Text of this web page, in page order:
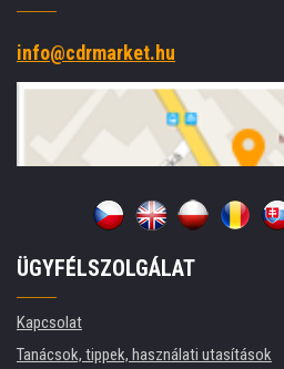
info@cdrmarket.hu
ÜGYFÉLSZOLGÁLAT
Kapcsolat
Tanácsok, tippek, használati utasítások